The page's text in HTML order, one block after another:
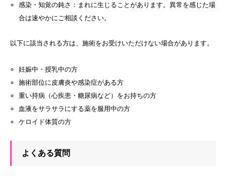
感染・知覚の鈍さ：まれに生じることがあります。異常を感じた場
合は速やかにご相談ください。
以下に該当される方は、施術をお受けいただけない場合があります。
妊娠中・授乳中の方
施術部位に皮膚炎や感染症がある方
重い持病（心疾患・糖尿病など）をお持ちの方
血液をサラサラにする薬を服用中の方
ケロイド体質の方
よくある質問